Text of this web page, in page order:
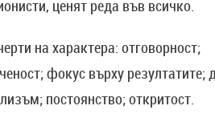
ценят реда във всичко.
на характера: отговорност;
фокус върху резултатите;
постоянство; откритост.